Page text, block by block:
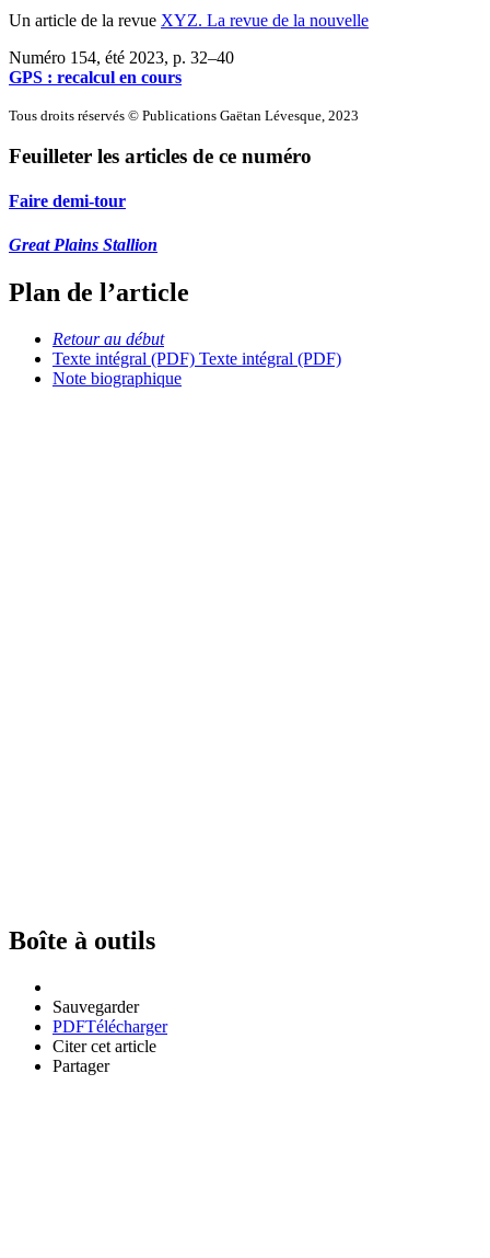
Un article de la revue XYZ. La revue de la nouvelle
Numéro 154, été 2023, p. 32–40
GPS : recalcul en cours
Tous droits réservés © Publications Gaëtan Lévesque, 2023
Feuilleter les articles de ce numéro
Faire demi-tour
Great Plains Stallion
Plan de l’article
Retour au début
Texte intégral (PDF) Texte intégral (PDF)
Note biographique
Boîte à outils
Sauvegarder
PDFTélécharger
Citer cet article
Partager